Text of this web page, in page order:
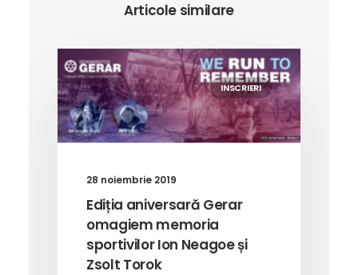
Articole similare
INSCRIERI
28 noiembrie 2019
Ediția aniversară Gerar
omagiem memoria
sportivilor Ion Neagoe și
Zsolt Torok